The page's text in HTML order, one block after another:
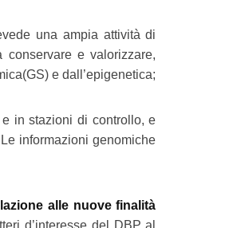
una ampia attività di
conservare e valorizzare,
e dall’epigenetica;
in stazioni di controllo, e
informazioni genomiche
alle nuove finalità
d’interesse del DBP al